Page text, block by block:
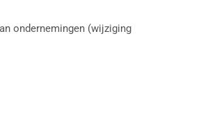
ondernemingen (wijziging